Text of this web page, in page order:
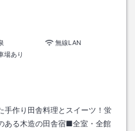
無線LAN
場あり
手作り田舎料理とスイーツ！蛍
ある木造の田舎宿■全室・全館